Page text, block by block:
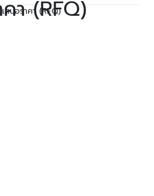
า (RFQ)
สนอราคา (RFQ)